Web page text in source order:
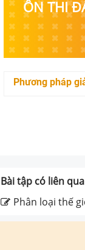
ÔN THI
Phương pháp
Bài tập có liên
Phân loại thế